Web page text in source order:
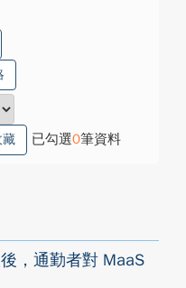
藏 已勾選0筆資料
，通勤者對 MaaS